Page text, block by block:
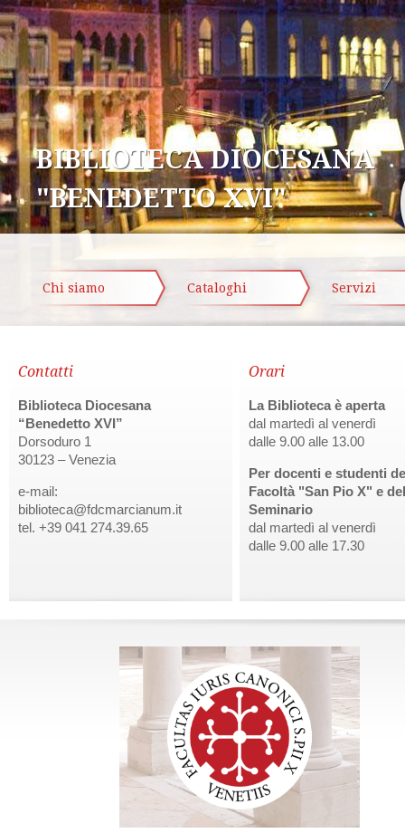
BIBLIOTECA DIOCESANA
"BENEDETTO XVI"
Chi siamo Cataloghi Servizi
Contatti
Biblioteca Diocesana
“Benedetto XVI”
Dorsoduro 1
30123 – Venezia
e-mail:
biblioteca@fdcmarcianum.it
tel. +39 041 274.39.65
Orari
La Biblioteca è aperta
dal martedì al venerdì
dalle 9.00 alle 13.00
Per docenti e studenti
Facoltà "San Pio X" e del
Seminario
dal martedì al venerdì
dalle 9.00 alle 17.30